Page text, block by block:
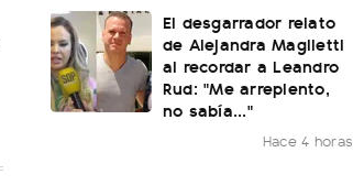
El desgarrador relato
de Alejandra Maglietti
al recordar a Leandro
Rud: "Me arrepiento,
no sabía..."
Hace 4 horas